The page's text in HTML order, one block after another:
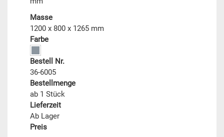
Masse
1200 x 800 x 1265 mm
Farbe
Bestell Nr.
36-6005
Bestellmenge
ab 1 Stück
Lieferzeit
Ab Lager
Preis